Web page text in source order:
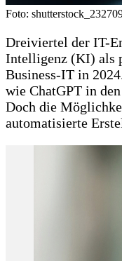
Foto:
Dreiviertel der IT-
Intelligenz (KI) als
Business-IT in
wie ChatGPT in
Doch die
automatisierte